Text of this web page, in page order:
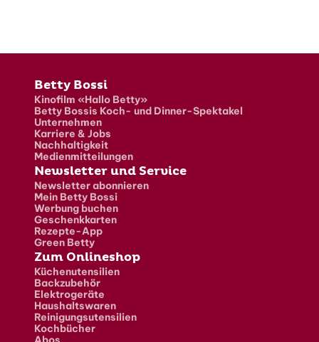
Fusszeile
Betty Bossi
Kinofilm «Hallo Betty»
Betty Bossis Koch- und Dinner-Spektakel
Unternehmen
Karriere & Jobs
Nachhaltigkeit
Medienmitteilungen
Newsletter und Service
Newsletter abonnieren
Mein Betty Bossi
Werbung buchen
Geschenkkarten
Rezepte-App
Green Betty
Zum Onlineshop
Küchenutensilien
Backzubehör
Elektrogeräte
Haushaltswaren
Reinigungsutensilien
Kochbücher